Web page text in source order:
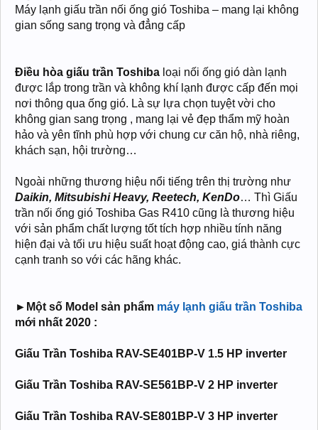
Máy lạnh giấu trần nối ống gió Toshiba – mang lại không
gian sống sang trọng và đẳng cấp
Điều hòa giấu trần Toshiba loại nối ống gió dàn lạnh
được lắp trong trần và không khí lạnh được cấp đến mọi
nơi thông qua ống gió. Là sự lựa chọn tuyệt vời cho
không gian sang trọng , mang lại vẻ đẹp thẩm mỹ hoàn
hảo và yên tĩnh phù hợp với chung cư căn hộ, nhà riêng,
khách sạn, hội trường…
Ngoài những thương hiệu nổi tiếng trên thị trường như
Daikin, Mitsubishi Heavy, Reetech, KenDo… Thì Giấu
trần nối ống gió Toshiba Gas R410 cũng là thương hiệu
với sản phẩm chất lượng tốt tích hợp nhiều tính năng
hiện đại và tối ưu hiệu suất hoạt động cao, giá thành cực
cạnh tranh so với các hãng khác.
►Một số Model sản phẩm máy lạnh giấu trần Toshiba
mới nhất 2020 :
Giấu Trần Toshiba RAV-SE401BP-V 1.5 HP inverter
Giấu Trần Toshiba RAV-SE561BP-V 2 HP inverter
Giấu Trần Toshiba RAV-SE801BP-V 3 HP inverter